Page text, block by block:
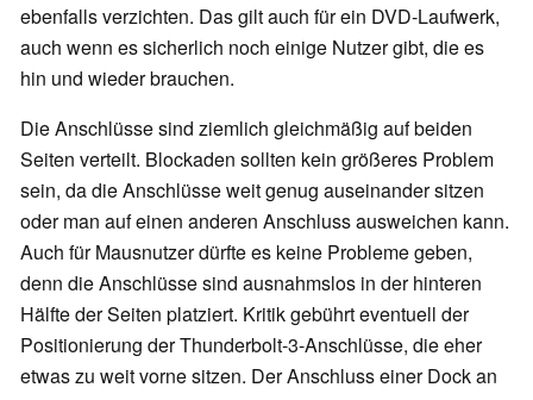
ebenfalls verzichten. Das gilt auch für ein DVD-Laufwerk,
auch wenn es sicherlich noch einige Nutzer gibt, die es
hin und wieder brauchen.
Die Anschlüsse sind ziemlich gleichmäßig auf beiden
Seiten verteilt. Blockaden sollten kein größeres Problem
sein, da die Anschlüsse weit genug auseinander sitzen
oder man auf einen anderen Anschluss ausweichen kann.
Auch für Mausnutzer dürfte es keine Probleme geben,
denn die Anschlüsse sind ausnahmslos in der hinteren
Hälfte der Seiten platziert. Kritik gebührt eventuell der
Positionierung der Thunderbolt-3-Anschlüsse, die eher
etwas zu weit vorne sitzen. Der Anschluss einer Dock an